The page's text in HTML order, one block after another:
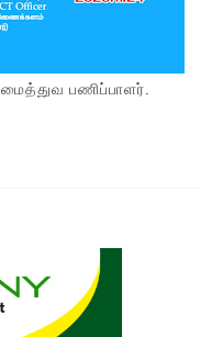
பணிப்பாளர்.